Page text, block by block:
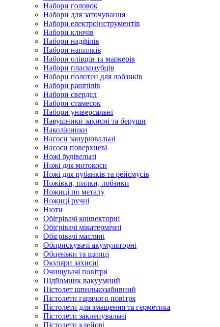
Набори головок
Набори для заточування
Набори електроінструментів
Набори ключів
Набори надфілів
Набори напилків
Набори олівців та маркерів
Набори пласкозубців
Набори полотен для лобзиків
Набори рашпілів
Набори свердел
Набори стамесок
Набори універсальні
Навушники захисні та беруши
Наколінники
Насоси занурювальні
Насоси поверхневі
Ножі будівельні
Ножі для мотокоси
Ножі для рубанків та рейсмусів
Ножівки, пилки, лобзики
Ножиці по металу
Ножиці ручні
Нюти
Обігрівачі конвекторні
Обігрівачі мікатермічні
Обігрівачі масляні
Обприскувачі акумуляторні
Обценьки та щипці
Окуляри захисні
Очищувачі повітря
Підйомник вакуумний
Пістолет шпилькозабивний
Пістолети гарячого повітря
Пістолети для змащення та герметика
Пістолети заклепувальні
Пістолети клейові